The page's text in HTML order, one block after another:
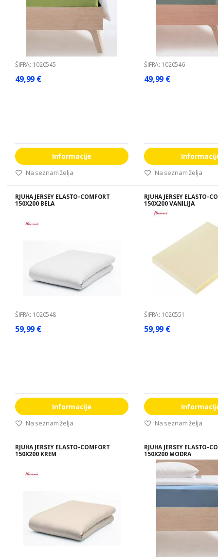
ŠIFRA: 1020545
49,99 €
Informacije
Na seznam želja
ŠIFRA: 1020546
49,99 €
Na seznam želja
RJUHA JERSEY ELASTO-COMFORT
150X200 BELA
ŠIFRA: 1020548
59,99 €
Informacije
Na seznam želja
RJUHA JERSEY ELASTO-
150X200 VANILIJA
ŠIFRA: 1020551
59,99 €
Na seznam želja
RJUHA JERSEY ELASTO-COMFORT
150X200 KREM
RJUHA JERSEY ELASTO-
150X200 MODRA